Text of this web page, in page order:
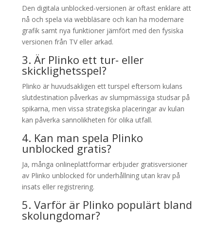
Den digitala unblocked-versionen är oftast enklare att
nå och spela via webbläsare och kan ha modernare
grafik samt nya funktioner jämfört med den fysiska
versionen från TV eller arkad.
3. Är Plinko ett tur- eller
skicklighetsspel?
Plinko är huvudsakligen ett turspel eftersom kulans
slutdestination påverkas av slumpmässiga studsar på
spikarna, men vissa strategiska placeringar av kulan
kan påverka sannolikheten för olika utfall.
4. Kan man spela Plinko
unblocked gratis?
Ja, många onlineplattformar erbjuder gratisversioner
av Plinko unblocked för underhållning utan krav på
insats eller registrering.
5. Varför är Plinko populärt bland
skolungdomar?